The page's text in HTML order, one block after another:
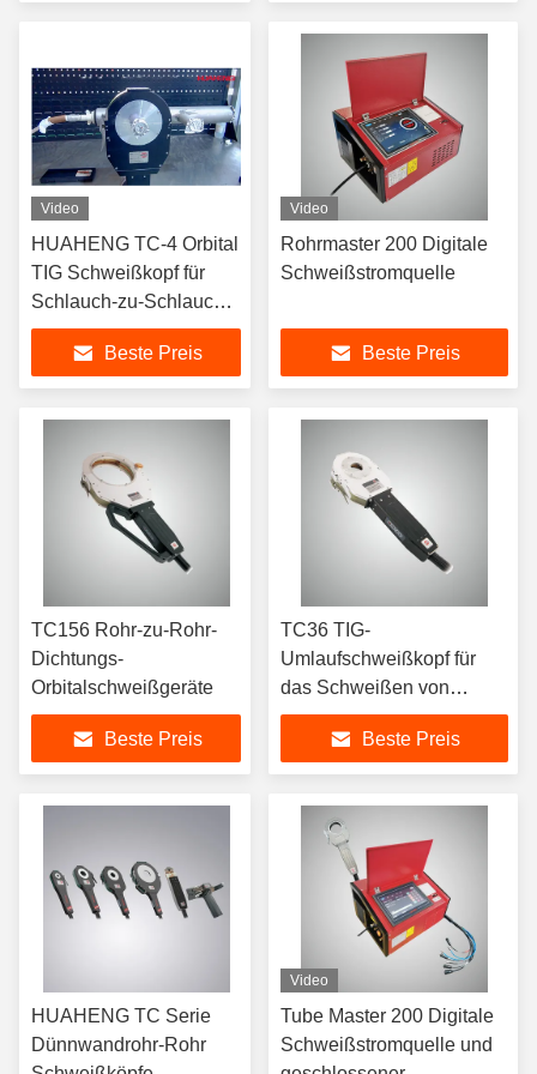
Video
HUAHENG TC-4 Orbital
TIG Schweißkopf für
Schlauch-zu-Schlauch-
Butt-Gelenke
Beste Preis
Video
Rohrmaster 200 Digitale
Schweißstromquelle
Beste Preis
TC156 Rohr-zu-Rohr-
Dichtungs-
Orbitalschweißgeräte
Beste Preis
TC36 TIG-
Umlaufschweißkopf für
das Schweißen von
Rohren
Beste Preis
HUAHENG TC Serie
Dünnwandrohr-Rohr
Video
Tube Master 200 Digitale
Schweißstromquelle und